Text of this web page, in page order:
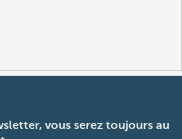
vous serez toujours au